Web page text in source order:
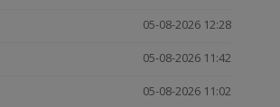
05-08-2026 12:28
05-08-2026 11:42
05-08-2026 11:02